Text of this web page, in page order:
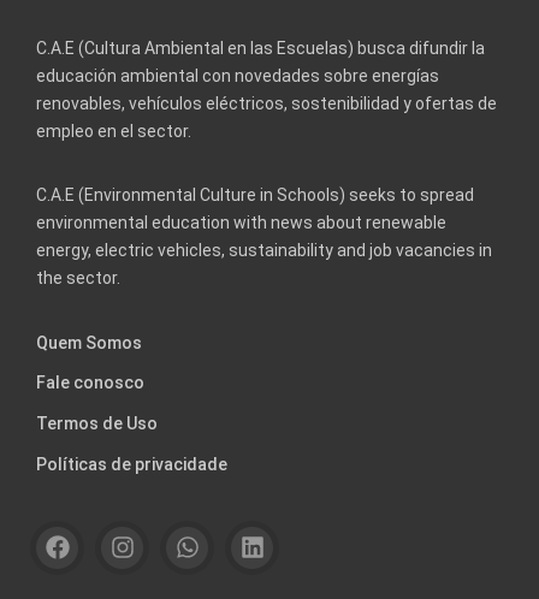
C.A.E (Cultura Ambiental en las Escuelas) busca difundir la
educación ambiental con novedades sobre energías
renovables, vehículos eléctricos, sostenibilidad y ofertas de
empleo en el sector.
C.A.E (Environmental Culture in Schools) seeks to spread
environmental education with news about renewable
energy, electric vehicles, sustainability and job vacancies in
the sector.
Quem Somos
Fale conosco
Termos de Uso
Políticas de privacidade